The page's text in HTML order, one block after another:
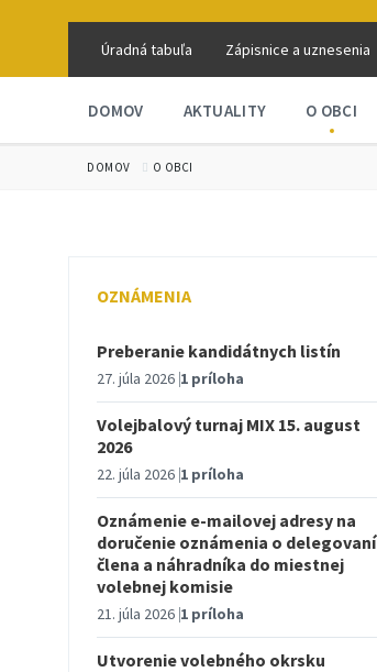
Úradná tabuľa Zápisnice a uznesenia
DOMOV AKTUALITY O OBCI
DOMOV O OBCI
OZNÁMENIA
Preberanie kandidátnych listín
27. júla 2026 1 príloha
Volejbalový turnaj MIX 15. august
2026
22. júla 2026 1 príloha
Oznámenie e-mailovej adresy na
doručenie oznámenia o delegovaní
člena a náhradníka do miestnej
volebnej komisie
21. júla 2026 1 príloha
Utvorenie volebného okrsku